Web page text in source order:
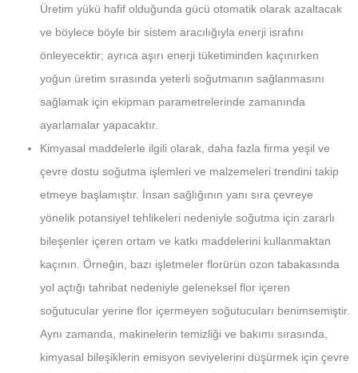
Üretim yükü hafif olduğunda gücü otomatik olarak azaltacak
ve böylece böyle bir sistem aracılığıyla enerji israfını
önleyecektir; ayrıca aşırı enerji tüketiminden kaçınırken
yoğun üretim sırasında yeterli soğutmanın sağlanmasını
sağlamak için ekipman parametrelerinde zamanında
ayarlamalar yapacaktır.
Kimyasal maddelerle ilgili olarak, daha fazla firma yeşil ve
çevre dostu soğutma işlemleri ve malzemeleri trendini takip
etmeye başlamıştır. İnsan sağlığının yanı sıra çevreye
yönelik potansiyel tehlikeleri nedeniyle soğutma için zararlı
bileşenler içeren ortam ve katkı maddelerini kullanmaktan
kaçının. Örneğin, bazı işletmeler florürün ozon tabakasında
yol açtığı tahribat nedeniyle geleneksel flor içeren
soğutucular yerine flor içermeyen soğutucuları benimsemiştir.
Aynı zamanda, makinelerin temizliği ve bakımı sırasında,
kimyasal bileşiklerin emisyon seviyelerini düşürmek için çevre